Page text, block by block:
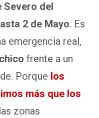
Severo del
2 de Mayo. Es
emergencia real,
frente a un
Porque los
más que los
zonas